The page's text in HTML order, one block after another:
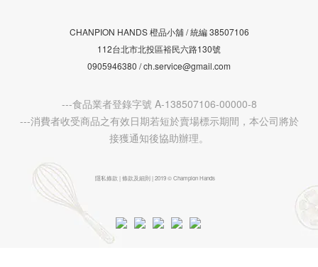
CHANPION HANDS 橙品小舖 /統編38507106
112台北市北投區裕民六路130號
0905946380 / ch.service@gmail.com
---食品業者登錄字號 A-138507106-00000-8
---消費者收受商品之有效日期若短於賣場標示期間，本公司將於
接獲通知後協助辦理。
隱私條款 | 條款及細則 | 2019 © Champion Hands